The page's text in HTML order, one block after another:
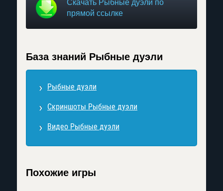
Скачать Рыбные дуэли по
прямой ссылке
База знаний Рыбные дуэли
Рыбные дуэли
Скриншоты Рыбные дуэли
Видео Рыбные дуэли
Похожие игры